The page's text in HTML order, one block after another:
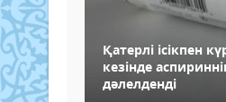
Қатерлі ісікпен
кезінде
дәлелденді